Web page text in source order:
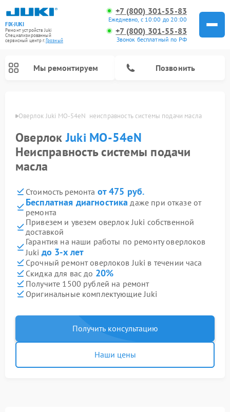
FIX-JUKI
Ремонт устройств Juki
Специализированный
cервисный центр г.Грозный
+7 (800) 301-55-83
Ежедневно, с 10:00 до 20:00
+7 (800) 301-55-83
Звонок бесплатный по РФ
Мы ремонтируем Позвонить
Оверлок Juki MO-54eN  неисправность системы подачи масла
ОверлокJuki MO-54eN
Неисправность системы подачи
масла
Стоимость ремонта от 475 руб.
Бесплатная диагностика даже при отказе от
ремонта
Привезем и увезем оверлок Juki собственной
доставкой
Гарантия на наши работы по ремонту оверлоков
Juki до 3-х лет
Срочный ремонт оверлоков Juki в течении часа
Скидка для вас до 20%
Получите 1500 рублей на ремонт
Оригинальные комплектующие Juki
Получить консультацию
Наши цены